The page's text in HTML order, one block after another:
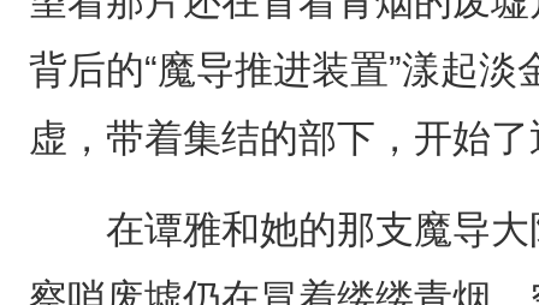
背后的“魔导推进装置”漾起
虚，带着集结的部下，开始
在谭雅和她的那支魔导大